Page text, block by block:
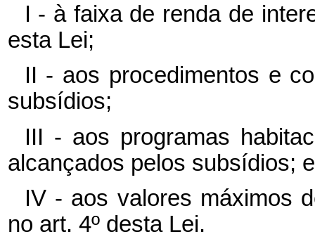
I - à faixa de renda de
esta Lei;
II - aos procedimentos e
subsídios;
III - aos programas
alcançados pelos subsídios; e
IV - aos valores máximos
no art. 4º desta Lei.